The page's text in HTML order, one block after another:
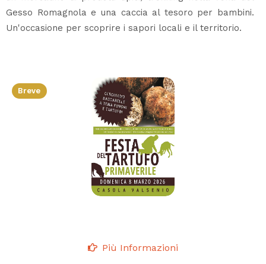
Gesso Romagnola e una caccia al tesoro per bambini.
Un'occasione per scoprire i sapori locali e il territorio.
Breve
Più Informazioni